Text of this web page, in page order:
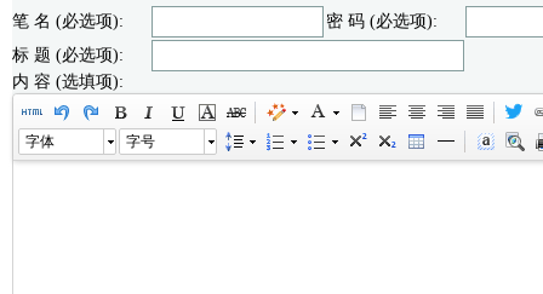
笔 名 (必选项):
密 码 (必选项):
标 题 (必选项):
内 容 (选填项):
字体 字号